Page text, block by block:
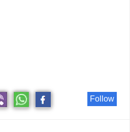
Follow